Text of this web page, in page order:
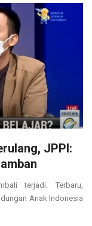
JPPI:
terjadi. Terbaru,
Anak Indonesia